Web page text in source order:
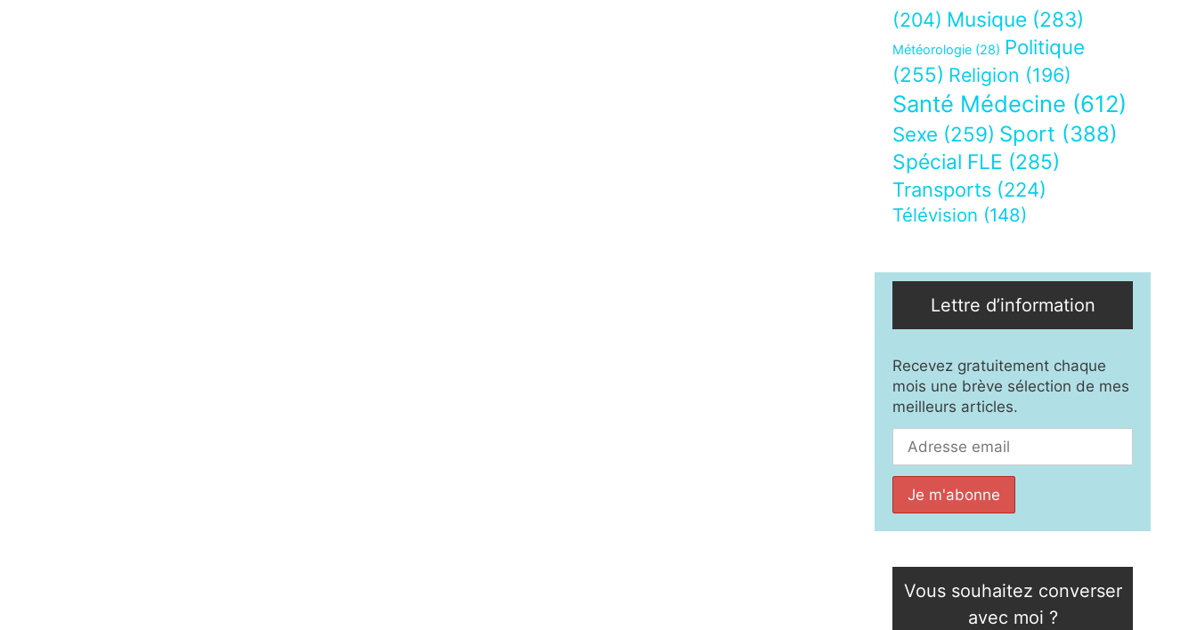
(204) Musique (283)
Météorologie (28) Politique
(255) Religion (196)
Santé Médecine (612)
Sexe (259) Sport (388)
Spécial FLE (285)
Transports (224)
Télévision (148)
Lettre d’information
Recevez gratuitement chaque
mois une brève sélection de mes
meilleurs articles.
Vous souhaitez converser
avec moi ?